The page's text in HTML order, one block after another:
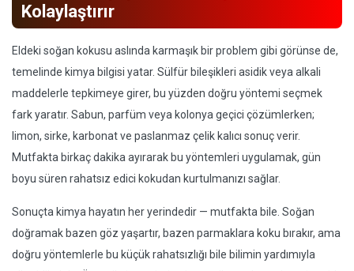
Kolaylaştırır
Eldeki soğan kokusu aslında karmaşık bir problem gibi görünse de,
temelinde kimya bilgisi yatar. Sülfür bileşikleri asidik veya alkali
maddelerle tepkimeye girer, bu yüzden doğru yöntemi seçmek
fark yaratır. Sabun, parfüm veya kolonya geçici çözümlerken;
limon, sirke, karbonat ve paslanmaz çelik kalıcı sonuç verir.
Mutfakta birkaç dakika ayırarak bu yöntemleri uygulamak, gün
boyu süren rahatsız edici kokudan kurtulmanızı sağlar.
Sonuçta kimya hayatın her yerindedir — mutfakta bile. Soğan
doğramak bazen göz yaşartır, bazen parmaklara koku bırakır, ama
doğru yöntemlerle bu küçük rahatsızlığı bile bilimin yardımıyla